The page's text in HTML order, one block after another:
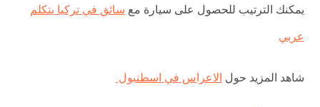
يمكنك الترتيب للحصول على سيارة مع سائق في تركيا يتكلم
عربي
شاهد المزيد حول الاعراس في اسطنبول